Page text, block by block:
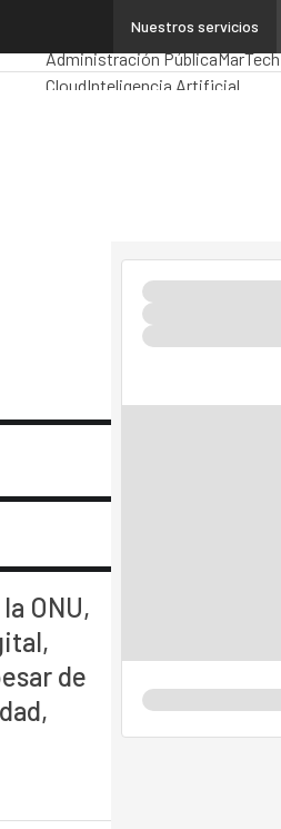
Nuestros servicios
Premios Computing Analytics
Administración PúblicaMarTech
CloudInteligencia Artificial
ONU,
de